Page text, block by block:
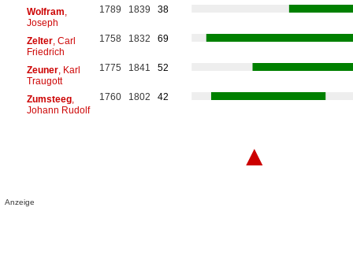
Wolfram
Joseph
1789 1839 38
Zelter, Carl
Friedrich
1758 1832 69
Zeuner, Karl
Traugott
1775 1841 52
Zumsteeg,
Johann Rudolf
1760 1802 42
▲
Anzeige